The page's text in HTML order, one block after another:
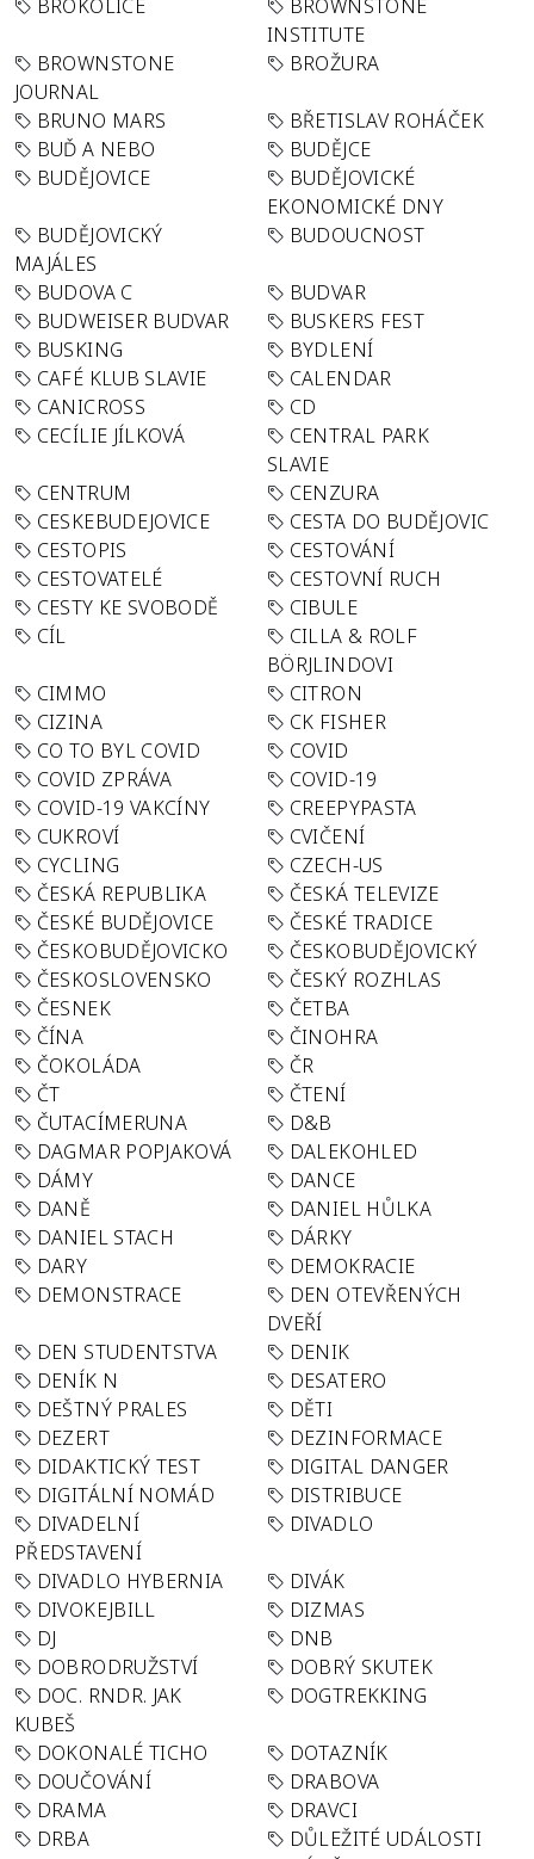
BROKOLICE
BROWNSTONE
INSTITUTE
BROWNSTONE
JOURNAL
BROŽURA
BRUNO MARS
BŘETISLAV ROHÁČEK
BUĎ A NEBO
BUDĚJCE
BUDĚJOVICE
BUDĚJOVICKÉ
EKONOMICKÉ DNY
BUDĚJOVICKÝ
MAJÁLES
BUDOUCNOST
BUDOVA C
BUDVAR
BUDWEISER BUDVAR
BUSKERS FEST
BUSKING
BYDLENÍ
CAFÉ KLUB SLAVIE
CALENDAR
CANICROSS
CD
CECÍLIE JÍLKOVÁ
CENTRAL PARK
SLAVIE
CENTRUM
CENZURA
CESKEBUDEJOVICE
CESTA DO BUDĚJOVIC
CESTOPIS
CESTOVÁNÍ
CESTOVATELÉ
CESTOVNÍ RUCH
CESTY KE SVOBODĚ
CIBULE
CÍL
CILLA & ROLF
BÖRJLINDOVI
CIMMO
CITRON
CIZINA
CK FISHER
CO TO BYL COVID
COVID
COVID ZPRÁVA
COVID-19
COVID-19 VAKCÍNY
CREEPYPASTA
CUKROVÍ
CVIČENÍ
CYCLING
CZECH-US
ČESKÁ REPUBLIKA
ČESKÁ TELEVIZE
ČESKÉ BUDĚJOVICE
ČESKÉ TRADICE
ČESKOBUDĚJOVICKO
ČESKOBUDĚJOVICKÝ
ČESKOSLOVENSKO
ČESKÝ ROZHLAS
ČESNEK
ČETBA
ČÍNA
ČINOHRA
ČOKOLÁDA
ČR
ČT
ČTENÍ
ČUTACÍMERUNA
D&B
DAGMAR POPJAKOVÁ
DALEKOHLED
DÁMY
DANCE
DANĚ
DANIEL HŮLKA
DANIEL STACH
DÁRKY
DARY
DEMOKRACIE
DEMONSTRACE
DEN OTEVŘENÝCH
DVEŘÍ
DEN STUDENTSTVA
DENIK
DENÍK N
DESATERO
DEŠTNÝ PRALES
DĚTI
DEZERT
DEZINFORMACE
DIDAKTICKÝ TEST
DIGITAL DANGER
DIGITÁLNÍ NOMÁD
DISTRIBUCE
DIVADELNÍ
PŘEDSTAVENÍ
DIVADLO
DIVADLO HYBERNIA
DIVÁK
DIVOKEJBILL
DIZMAS
DJ
DNB
DOBRODRUŽSTVÍ
DOBRÝ SKUTEK
DOC. RNDR. JAK
KUBEŠ
DOGTREKKING
DOKONALÉ TICHO
DOTAZNÍK
DOUČOVÁNÍ
DRABOVA
DRAMA
DRAVCI
DRBA
DŮLEŽITÉ UDÁLOSTI